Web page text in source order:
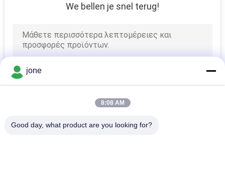
We bellen je snel terug!
jone
8:08 AM
Good day, what product are you looking for?